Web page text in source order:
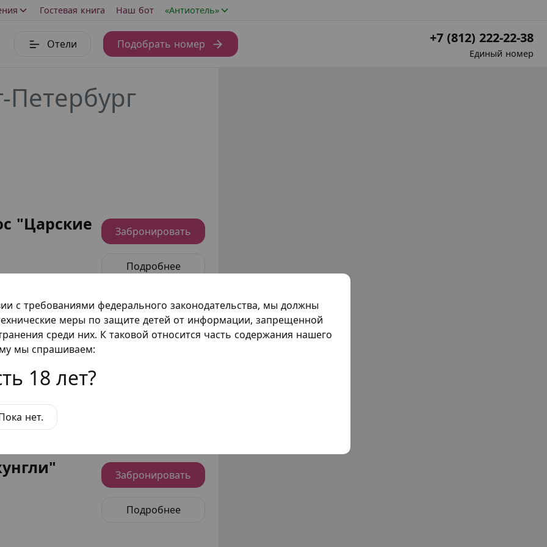
с требованиями федерального законодательства, мы должны
меры по защите детей от информации, запрещенной
среди них. К таковой относится часть содержания нашего
мы спрашиваем:
18 лет?
нет.
Гостевая книга Наш бот «Антиотель»
Отели Подобрать номер +7 (812) 222-22-38
Единый номер
Петербург
"Царские
Забронировать
Подробнее
"Танцы"
Забронировать
Подробнее